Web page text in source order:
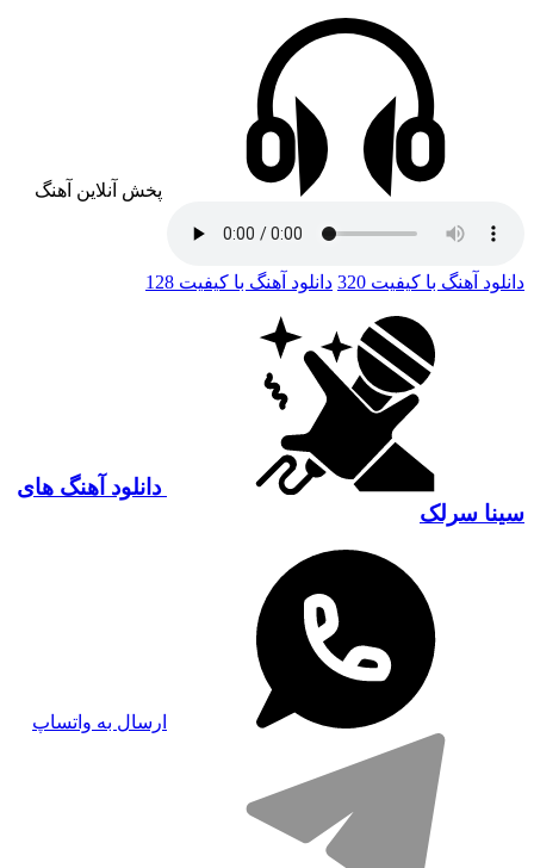
پخش آنلاین آهنگ
دانلود آهنگ با کیفیت 320 دانلود آهنگ با کیفیت 128
دانلود آهنگ های
سینا سرلک
ارسال به واتساپ